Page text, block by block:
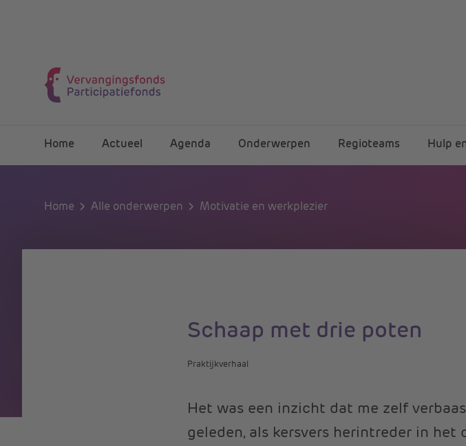
Home Actueel Agenda Onderwerpen Regioteams Hulp
Home Alle onderwerpen Motivatie en werkplezier
Schaap met drie poten
Praktijkverhaal
Het was een inzicht dat me zelf
geleden, als kersvers herintreder in